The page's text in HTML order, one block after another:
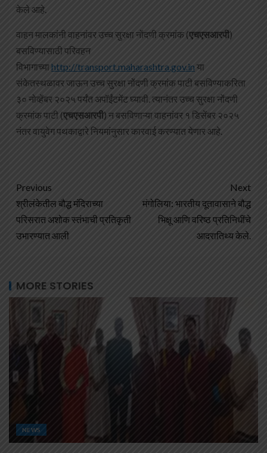
केले आहे.
वाहन मालकांनी वाहनांवर उच्च सुरक्षा नोंदणी क्रमांक (एचएसआरपी)
बसविण्यासाठी परिवहन
विभागाच्या http://transport.maharashtra.gov.in या
संकेतस्थळावर जाऊन उच्च सुरक्षा नोंदणी क्रमांक पाटी बसविण्याकरिता
३० नोव्हेंबर २०२५ पर्यंत अपॉईंटमेंट घ्यावी. त्यानंतर उच्च सुरक्षा नोंदणी
क्रमांक पाटी (एचएसआरपी) न बसविणाऱ्या वाहनांवर १ डिसेंबर २०२५
नंतर वायुवेग पथकाद्वारे नियमांनुसार कारवाई करण्यात येणार आहे.
Previous
श्रीलंकेतील बौद्ध मंदिराच्या
परिसरात अशोक स्तंभाची प्रतिकृती
उभारण्यात आली
Next
मंगोलिया: भारतीय दूतावासाने बौद्ध
भिक्षू आणि वरिष्ठ प्रतिनिधींचे
आदरातिथ्य केले.
MORE STORIES
NEWS